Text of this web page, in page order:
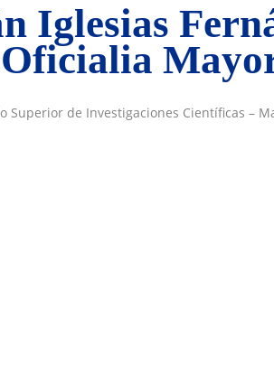
Iglesias
Superior de Investigaciones Científicas –